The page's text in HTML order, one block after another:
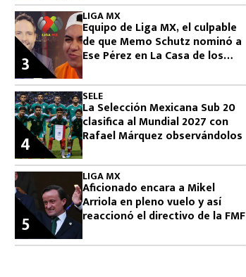
LIGA MX
Equipo de Liga MX, el culpable
de que Memo Schutz nominó a
Ese Pérez en La Casa de los
3
SELE
La Selección Mexicana Sub 20
clasifica al Mundial 2027 con
Rafael Márquez observándolos
4
LIGA MX
Aficionado encara a Mikel
Arriola en pleno vuelo y así
reaccionó el directivo de la FMF
5